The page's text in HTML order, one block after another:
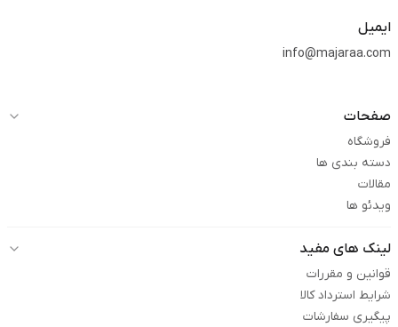
ایمیل
info@majaraa.com
صفحات
فروشگاه
دسته بندی ها
مقالات
ویدئو ها
لینک های مفید
قوانین و مقررات
شرایط استرداد کالا
پیگیری سفارشات